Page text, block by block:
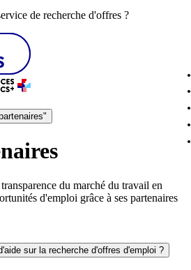
de recherche d'offres ?
du marché du travail en
d'emploi grâce à ses partenaires
sur la recherche d'offres d'emploi ?